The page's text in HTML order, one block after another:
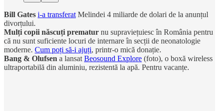
Bill Gates i-a transferat Melindei 4 miliarde de dolari de la anunțul
divorțului.
Mulți copii născuți prematur nu supraviețuiesc în România pentru
că nu sunt suficiente locuri de internare în secții de neonatologie
moderne. Cum poți să-i ajuți, printr-o mică donație.
Bang & Olufsen a lansat Beosound Explore (foto), o boxă wireless
ultraportabilă din aluminiu, rezistentă la apă. Pentru vacanțe.